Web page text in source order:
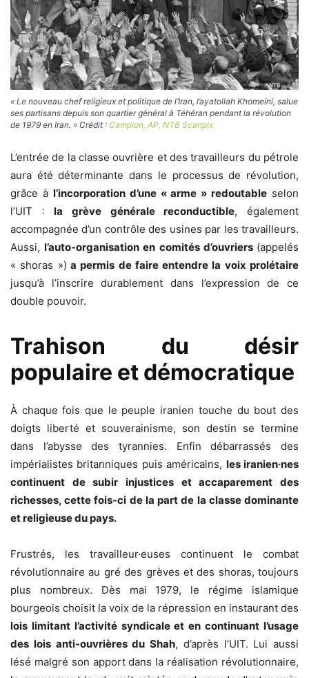
« Le nouveau chef religieux et politique de l’Iran, l’ayatollah Khomeini, salue
ses partisans depuis son quartier général à Téhéran pendant la révolution
de 1979 en Iran. » Crédit : Campion, AP, NTB Scanpix.
L’entrée de la classe ouvrière et des travailleurs du pétrole
aura été déterminante dans le processus de révolution,
grâce à l’incorporation d’une « arme » redoutable selon
l’UIT :la grève générale reconductible, également
accompagnée d’un contrôle des usines par les travailleurs.
Aussi,l’auto-organisation en comités d’ouvriers (appelés
« shoras ») a permis de faire entendre la voix prolétaire
jusqu’à l’inscrire durablement dans l’expression de ce
double pouvoir.
Trahison du désir
populaire et démocratique
À chaque fois que le peuple iranien touche du bout des
doigts liberté et souverainisme, son destin se termine
dans l’abysse des tyrannies. Enfin débarrassés des
impérialistes britanniques puis américains, les iranien·nes
continuent de subir injustices et accaparement des
richesses, cette fois-ci de la part de la classe dominante
et religieuse du pays.
Frustrés, les travailleur·euses continuent le combat
révolutionnaire au gré des grèves et des shoras, toujours
plus nombreux. Dès mai 1979, le régime islamique
bourgeois choisit la voix de la répression en instaurant des
lois limitant l’activité syndicale et en continuant l’usage
des lois anti-ouvrières du Shah, d’après l’UIT. Lui aussi
lésé malgré son apport dans la réalisation révolutionnaire,